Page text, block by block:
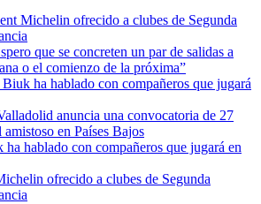
Michelin ofrecido a clubes de Segunda
que se concreten un par de salidas a
o el comienzo de la próxima”
ha hablado con compañeros que jugará
anuncia una convocatoria de 27
amistoso en Países Bajos
hablado con compañeros que jugará en
ofrecido a clubes de Segunda